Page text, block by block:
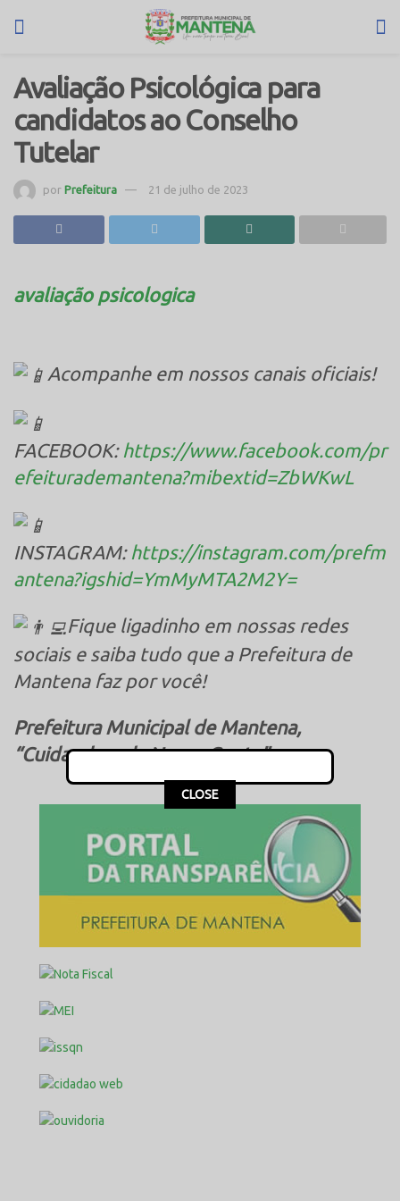
Avaliação Psicológica para
candidatos ao Conselho
Tutelar
por Prefeitura 21 de julho de 2023
avaliação psicologica
Acompanhe em nossos canais oficiais!
FACEBOOK: https://www.facebook.com/pr
efeiturademantena?mibextid=ZbWKwL
INSTAGRAM: https://instagram.com/prefm
antena?igshid=YmMyMTA2M2Y=
Fique ligadinho em nossas redes
sociais e saiba tudo que a Prefeitura de
Mantena faz por você!
Prefeitura Municipal de Mantena,
“Cuidando + da Nossa Gente”.
This popup will close in:
CLOSE